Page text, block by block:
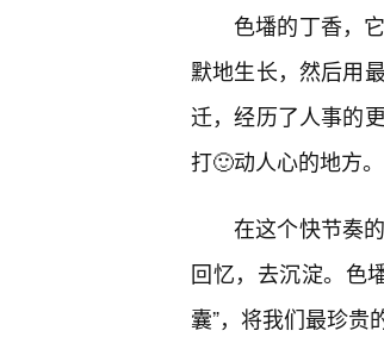
色墦的丁香，
默地生长，然后用
迁，经历了人事的
打🙂动人心的地方。
在这个快节奏
回忆，去沉淀。色
囊”，将我们最珍